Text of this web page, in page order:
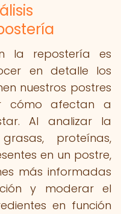
la repostería es
en detalle los
nuestros postres
cómo afectan a
Al analizar la
proteínas,
en un postre,
más informadas
y moderar el
en función